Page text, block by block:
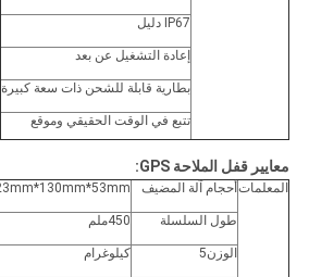
IP67 دليل
إعادة التشغيل عن بعد
بطارية قابلة للشحن ذات سعة كبيرة
تتبع في الوقت الحقيقي وموقع
معايير قفل الملاحة GPS:
المعلمات أحجام آلة المضيف 223mm*130mm*53mm
طول السلسلة 450ملم
الوزن5 كيلوغرام